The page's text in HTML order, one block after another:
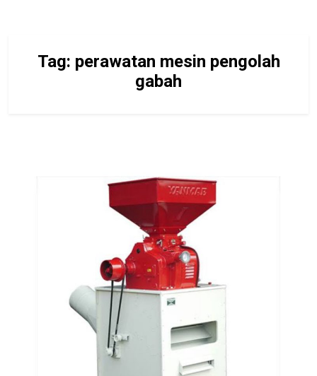
Tag: perawatan mesin pengolah
gabah